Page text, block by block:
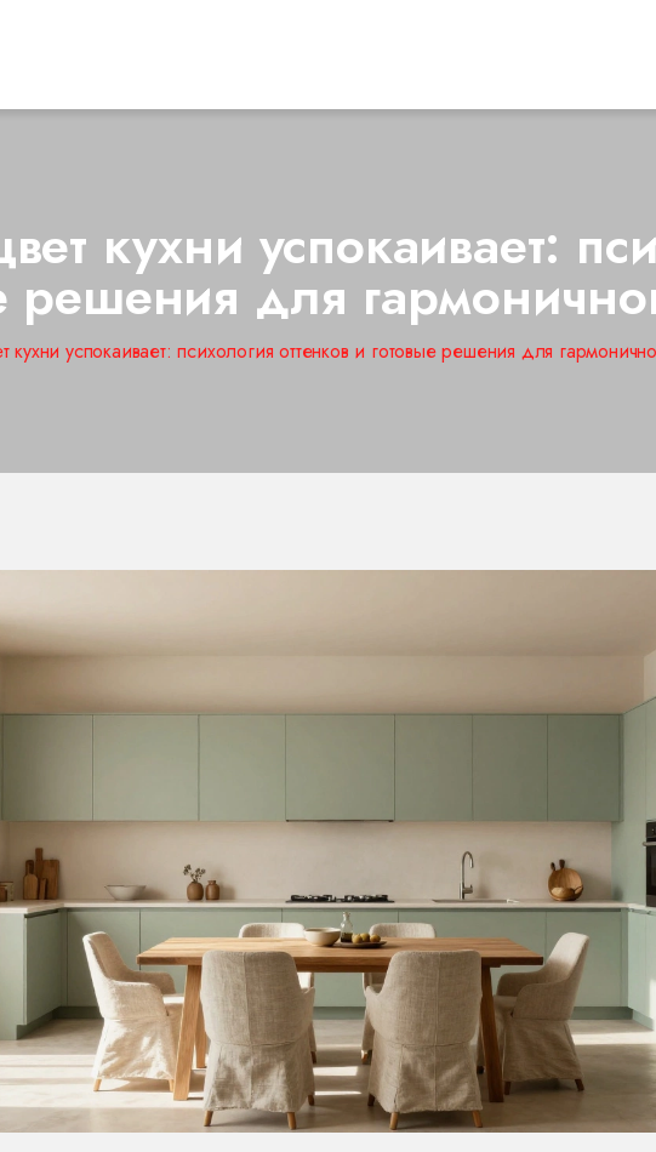
кухни успокаивает:
решения для
кухни успокаивает: психология оттенков и готовые решения для